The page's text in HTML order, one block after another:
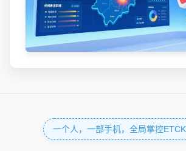
一个人，一部手机，全局掌控